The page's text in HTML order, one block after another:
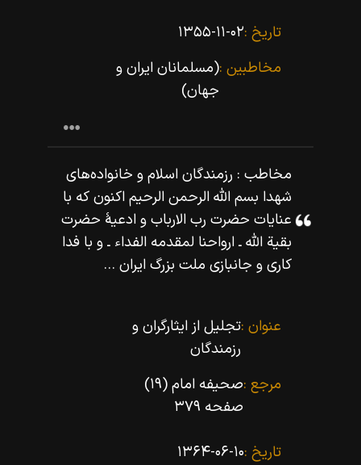
تاریخ :۱۳۵۵-۱۱-۰۲
مخاطبین :(مسلمانان ایران و
جهان)
مخاطب : رزمندگان اسلام و خانواده‌هاى
شهدا بسم اللّه‌ الرحمن الرحيم اكنون كه با
عنايات حضرت رب الارباب و ادعيۀ حضرت
بقية اللّه‌ ـ ارواحنا لمقدمه الفداء ـ و با فدا
كارى و جانبازى ملت بزرگ ايران ...
عنوان :تجلیل از ایثارگران و
رزمندگان
مرجع :صحیفه امام (۱۹)
صفحه ۳۷۹
تاریخ :۱۳۶۴-۰۶-۱۰